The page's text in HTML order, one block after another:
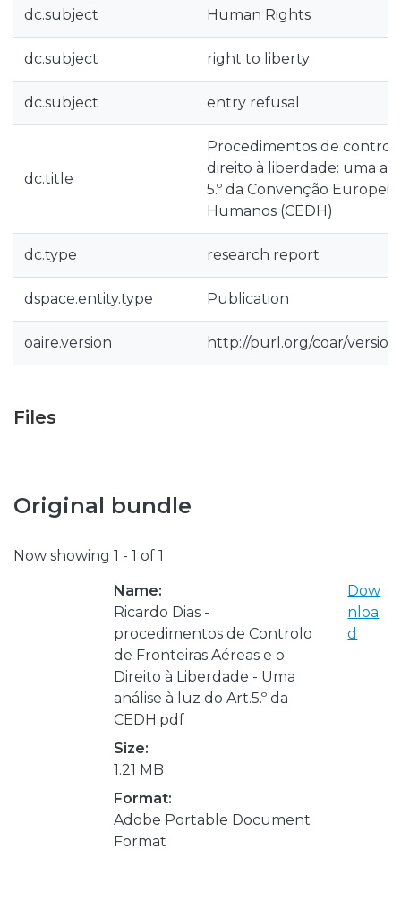
dc.subject Human Rights
dc.subject right to liberty
dc.subject entry refusal
dc.title
Procedimentos de
direito à liberdade: uma
5.º da Convenção
Humanos (CEDH)
dc.type research report
dspace.entity.type Publication
oaire.version http://purl.org/coar/
Files
Original bundle
Now showing 1 - 1 of 1
Name:
Ricardo Dias -
procedimentos de Controlo
de Fronteiras Aéreas e o
Direito à Liberdade - Uma
análise à luz do Art.5.º da
CEDH.pdf
Size:
1.21 MB
Format:
Adobe Portable Document
Format
Dow
nloa
d